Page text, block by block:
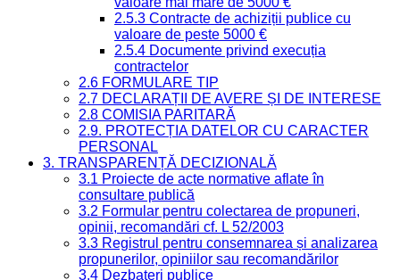
2.5.3 Contracte de achiziții publice cu
valoare de peste 5000 €
2.5.4 Documente privind execuția
contractelor
2.6 FORMULARE TIP
2.7 DECLARAȚII DE AVERE ȘI DE INTERESE
2.8 COMISIA PARITARĂ
2.9. PROTECȚIA DATELOR CU CARACTER
PERSONAL
3. TRANSPARENȚĂ DECIZIONALĂ
3.1 Proiecte de acte normative aflate în
consultare publică
3.2 Formular pentru colectarea de propuneri,
opinii, recomandări cf. L 52/2003
3.3 Registrul pentru consemnarea și analizarea
propunerilor, opiniilor sau recomandărilor
3.4 Dezbateri publice